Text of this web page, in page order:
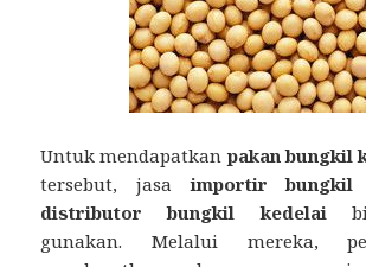
Untuk mendapatkan pakan bungkil
tersebut, jasaimportir bungkil
distributor bungkil kedelai
gunakan. Melalui mereka,